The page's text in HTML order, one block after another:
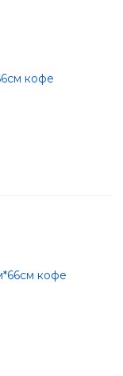
кофе
кофе